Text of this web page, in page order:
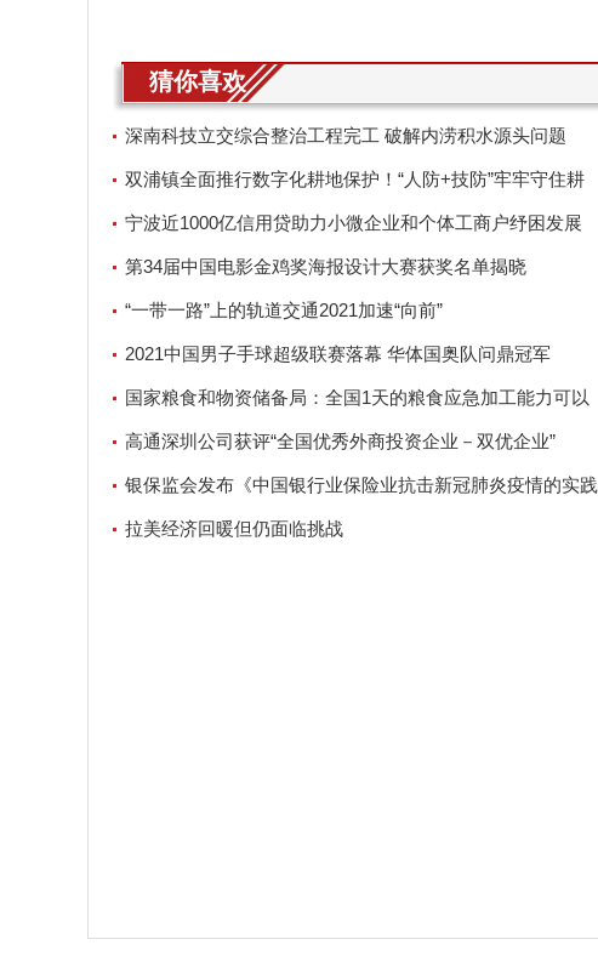
猜你喜欢
深南科技立交综合整治工程完工 破解内涝积水源头问题
双浦镇全面推行数字化耕地保护！“人防+技防”牢牢守住耕
地红线
宁波近1000亿信用贷助力小微企业和个体工商户纾困发展
第34届中国电影金鸡奖海报设计大赛获奖名单揭晓
“一带一路”上的轨道交通2021加速“向前”
2021中国男子手球超级联赛落幕 华体国奥队问鼎冠军
国家粮食和物资储备局：全国1天的粮食应急加工能力可以
满足14亿人2天的需要
高通深圳公司获评“全国优秀外商投资企业－双优企业”
银保监会发布《中国银行业保险业抗击新冠肺炎疫情的实践
与经验》
拉美经济回暖但仍面临挑战